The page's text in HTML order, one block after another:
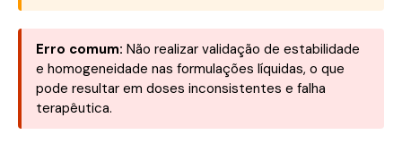
Erro comum: Não realizar validação de estabilidade
e homogeneidade nas formulações líquidas, o que
pode resultar em doses inconsistentes e falha
terapêutica.